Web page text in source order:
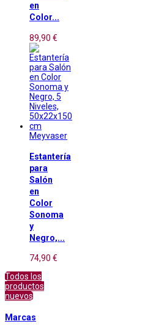
en
Color...
89,90 €
Meyvaser
Estantería
para
Salón
en
Color
Sonoma
y
Negro,...
74,90 €
Todos los
productos
nuevos
Marcas